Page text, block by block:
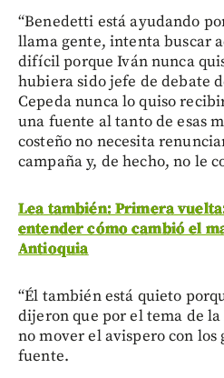
“Benedetti está ayudando
llama gente, intenta buscar
difícil porque Iván nunca
hubiera sido jefe de debate
Cepeda nunca lo quiso
una fuente al tanto de esas
costeño no necesita
campaña y, de hecho, no le
Lea también: Primera
entender cómo cambió el
Antioquia
“Él también está quieto
dijeron que por el tema de
no mover el avispero con los
fuente.